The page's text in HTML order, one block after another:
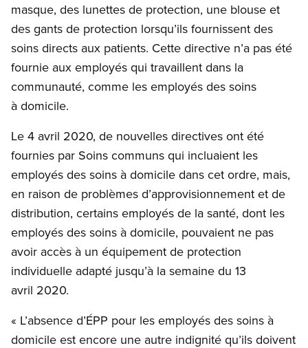
masque, des lunettes de protection, une blouse et
des gants de protection lorsqu’ils fournissent des
soins directs aux patients. Cette directive n’a pas été
fournie aux employés qui travaillent dans la
communauté, comme les employés des soins
à domicile.
Le 4 avril 2020, de nouvelles directives ont été
fournies par Soins communs qui incluaient les
employés des soins à domicile dans cet ordre, mais,
en raison de problèmes d’approvisionnement et de
distribution, certains employés de la santé, dont les
employés des soins à domicile, pouvaient ne pas
avoir accès à un équipement de protection
individuelle adapté jusqu’à la semaine du 13
avril 2020.
« L’absence d’ÉPP pour les employés des soins à
domicile est encore une autre indignité qu’ils doivent